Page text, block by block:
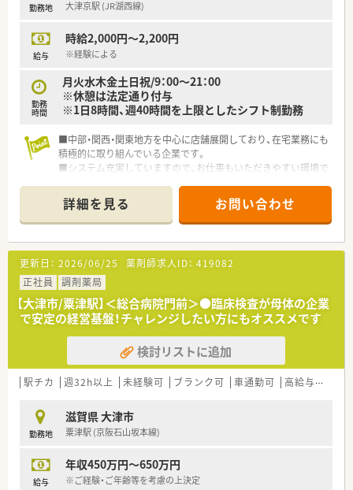
■全国転勤可能な方を対象に最大5年間の奨学金返済サポート制
【こんな方が活躍中】
ち着いた環境で長く働く方が多いです。
■定着率が良くベテラン層も活躍しているため、経験の浅い方で
も安心して指導を受けられます。
ら業務を進める風土があります。
勤務地 大津京駅 (JR湖西線)
給与
時給2,000円～2,200円
※経験による
勤務
時間
月火水木金土日祝/9：00～21：00
※休憩は法定通り付与
※1日8時間、週40時間を上限としたシフト制勤務
■中部・関西・関東地方を中心に店舗展開しており、在宅業務にも
積極的に取り組んでいる企業です。
■システム充実していますので、お仕事もいただきやすい環境で
詳細を見る お問い合わせ
更新日： 2026/06/25 薬剤師求人ID： 419082
正社員
調剤薬局
【大津市/粟津駅】＜総合病院門前＞●臨床検査が母体の企業
で安定の経営基盤！チャレンジしたい方にもオススメです
検討リストに追加
駅チカ 週32h以上 未経験可 ブランク可 車通勤可 高給与(600万円以上)
勤務地
滋賀県 大津市
粟津駅 (京阪石山坂本線)
給与
年収450万円～650万円
※ご経験・ご年齢等を考慮の上決定